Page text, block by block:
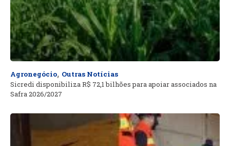
Agronegócio, Outras Notícias
Sicredi disponibiliza R$ 72,1 bilhões para apoiar associados na
Safra 2026/2027